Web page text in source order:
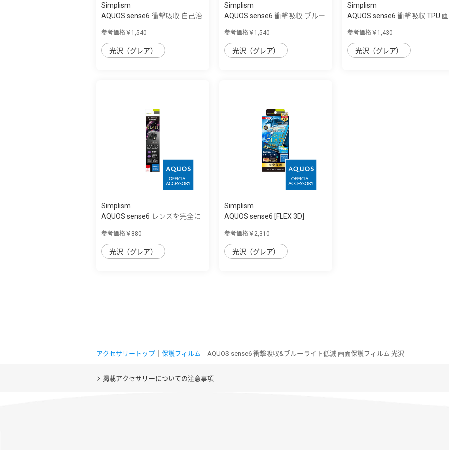
Simplism
AQUOS sense6 衝撃吸収 自己治
参考価格￥1,540
光沢（グレア）
Simplism
AQUOS sense6 衝撃吸収 ブルー
参考価格￥1,540
光沢（グレア）
Simplism
AQUOS sense6 衝撃吸収 TPU 画
参考価格￥1,430
光沢（グレア）
Simplism
AQUOS sense6 レンズを完全に
参考価格￥880
光沢（グレア）
Simplism
AQUOS sense6 [FLEX 3D]
参考価格￥2,310
光沢（グレア）
アクセサリートップ 保護フィルム ｜AQUOS sense6 衝撃吸収&ブルーライト低減 画面保護フィルム 光沢
掲載アクセサリーについての注意事項